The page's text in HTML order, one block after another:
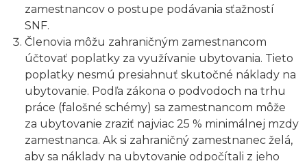
zamestnancov o postupe podávania sťažností
SNF.
Členovia môžu zahraničným zamestnancom
účtovať poplatky za využívanie ubytovania. Tieto
poplatky nesmú presiahnuť skutočné náklady na
ubytovanie. Podľa zákona o podvodoch na trhu
práce (falošné schémy) sa zamestnancom môže
za ubytovanie zraziť najviac 25 % minimálnej mzdy
zamestnanca. Ak si zahraničný zamestnanec želá,
aby sa náklady na ubytovanie odpočítali z jeho